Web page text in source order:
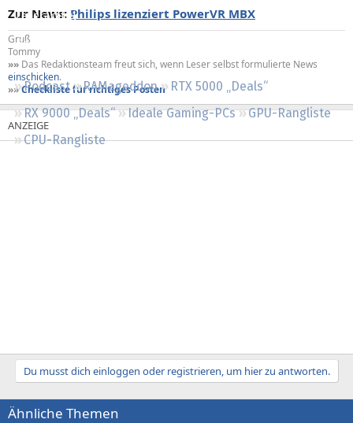
Leserartikel
Regeln
Podcast RAMageddon
RTX 5000 „Deals“
RX 9000 „Deals“
Ideale Gaming-PCs
GPU-Rangliste
CPU-Rangliste
Zur News: Philips lizenziert PowerVR MBX
Gruß
Tommy
»» Das Redaktionsteam freut sich, wenn Leser selbst formulierte News
einschicken.
»»Checkliste für richtiges Posten
Du musst dich einloggen oder registrieren, um hier zu antworten.
Ähnliche Themen